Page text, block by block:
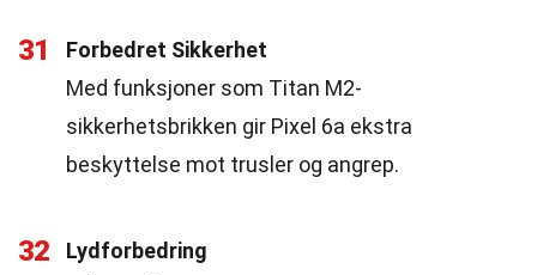
31
Forbedret Sikkerhet
Med funksjoner som Titan M2-
sikkerhetsbrikken gir Pixel 6a ekstra
beskyttelse mot trusler og angrep.
32
Lydforbedring